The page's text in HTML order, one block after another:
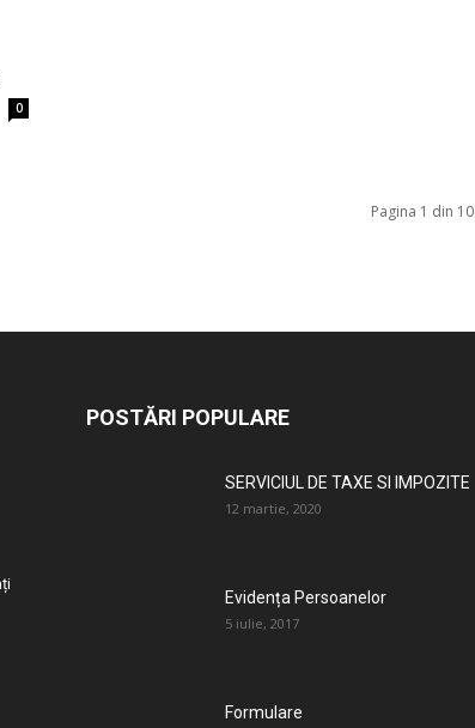
0
Pagina 1 din 10
POSTĂRI POPULARE
SERVICIUL DE TAXE SI IMPOZITE
12 martie, 2020
Evidența Persoanelor
5 iulie, 2017
Formulare